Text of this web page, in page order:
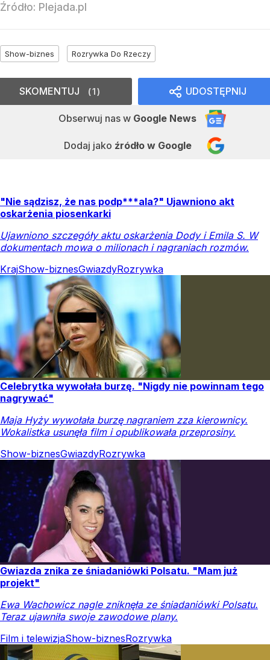
Źródło: Plejada.pl
Show-biznes Rozrywka Do Rzeczy
UDOSTĘPNIJ
Obserwuj nas w Google News
Dodaj jako źródło w Google
SKOMENTUJ 1
"Nie sądzisz, że nas podp***ala?" Ujawniono akt
oskarżenia piosenkarki
Ujawniono szczegóły aktu oskarżenia Dody i Emila S. W
dokumentach mowa o milionach i nagraniach rozmów.
KrajShow-biznesGwiazdyRozrywka
Celebrytka wywołała burzę. "Nigdy nie powinnam tego
nagrywać"
Maja Hyży wywołała burzę nagraniem zza kierownicy.
Wokalistka usunęła film i opublikowała przeprosiny.
Show-biznesGwiazdyRozrywka
Gwiazda znika ze śniadaniówki Polsatu. "Mam już
projekt"
Ewa Wachowicz nagle zniknęła ze śniadaniówki Polsatu.
Teraz ujawniła swoje zawodowe plany.
Film i telewizjaShow-biznesRozrywka